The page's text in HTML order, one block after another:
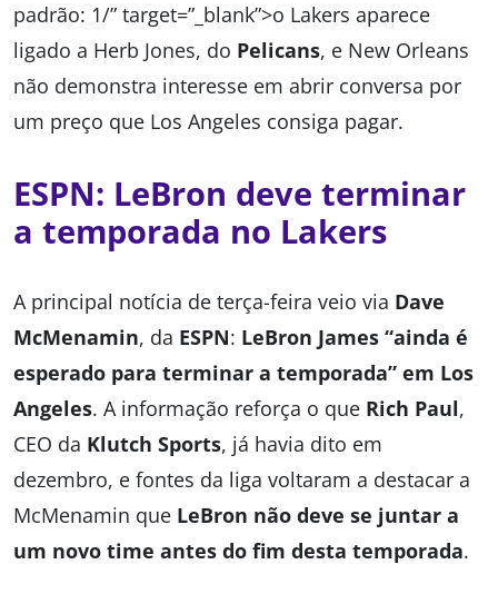
padrão: 1/” target=”_blank”>o Lakers aparece
ligado a Herb Jones, do Pelicans, e New Orleans
não demonstra interesse em abrir conversa por
um preço que Los Angeles consiga pagar.
ESPN: LeBron deve terminar
a temporada no Lakers
A principal notícia de terça-feira veio via Dave
McMenamin, da ESPN: LeBron James “ainda é
esperado para terminar a temporada” em Los
Angeles. A informação reforça o que Rich Paul,
CEO da Klutch Sports, já havia dito em
dezembro, e fontes da liga voltaram a destacar a
McMenamin que LeBron não deve se juntar a
um novo time antes do fim desta temporada.